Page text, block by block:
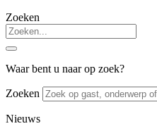
Zoeken
Waar bent u naar op zoek?
Zoeken
Nieuws